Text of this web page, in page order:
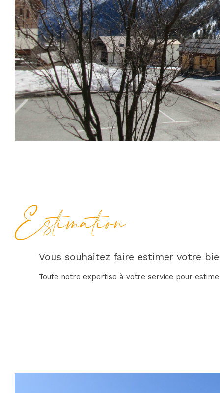
Estimation
Vous souhaitez faire estimer votre
Toute notre expertise à votre service pour